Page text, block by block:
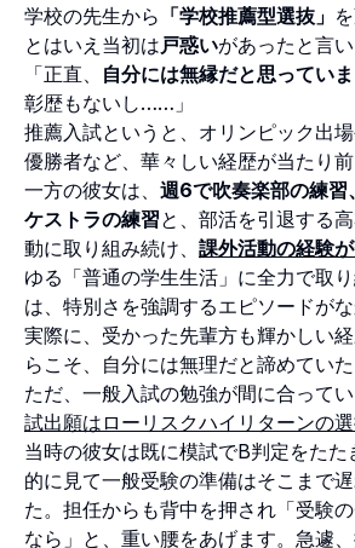
学校の先生から 「学校推薦型選抜」
とはいえ当初は戸惑いがあったと言い
「正直、 自分には無縁だと思ってい
彰歴もないし……」
推薦入試というと、オリンピック出
優勝者など、華々しい経歴が当たり前
一方の彼女は、 週6で吹奏楽部の練習
ケストラの練習と、部活を引退する
動に取り組み続け、 課外活動の経験
ゆる「普通の学生生活」に全力で取
は、特別さを強調するエピソードがな
実際に、受かった先輩方も輝かしい
らこそ、自分には無理だと諦めていた
ただ、一般入試の勉強が間に合ってい
試出願はローリスクハイリターンの
当時の彼女は既に模試でB判定をた
的に見て一般受験の準備はそこまで
た。担任からも背中を押され「受験
なら」と、重い腰をあげます。急遽